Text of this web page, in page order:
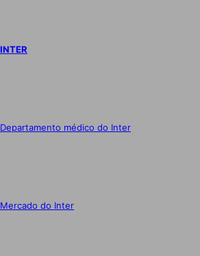
INTER
Departamento médico do Inter
Mercado do Inter